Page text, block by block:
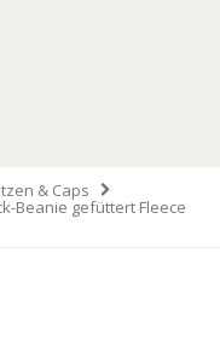
& Caps
Beanie gefüttert Fleece